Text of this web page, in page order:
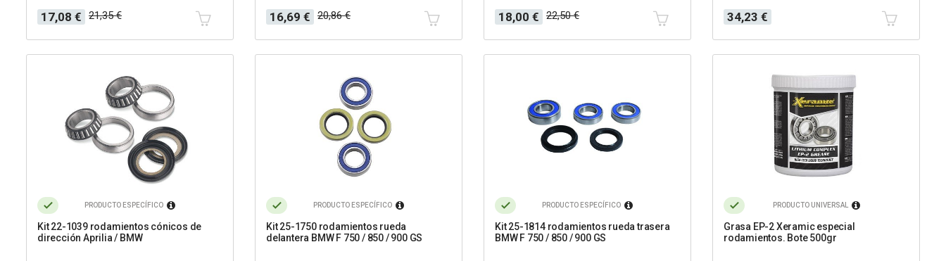
Precio
17,08 €
Precio
base
21,35 €
Precio
16,69 €
Precio
base
20,86 €
Precio
18,00 €
Precio
base
22,50 €
Precio
34,23 €
PRODUCTO ESPECÍFICO
Kit 22-1039 rodamientos cónicos de
dirección Aprilia / BMW
PRODUCTO ESPECÍFICO
Kit 25-1750 rodamientos rueda
delantera BMW F 750 / 850 / 900 GS
PRODUCTO ESPECÍFICO
Kit 25-1814 rodamientos rueda trasera
BMW F 750 / 850 / 900 GS
PRODUCTO UNIVERSAL
Grasa EP-2 Xeramic especial
rodamientos. Bote 500gr